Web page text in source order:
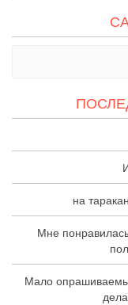
на
Мне
Мало